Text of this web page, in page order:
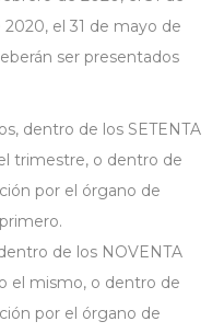
el 31 de mayo de
ser presentados
dentro de los SETENTA
trimestre, o dentro de
por el órgano de
de los NOVENTA
el mismo, o dentro de
por el órgano de